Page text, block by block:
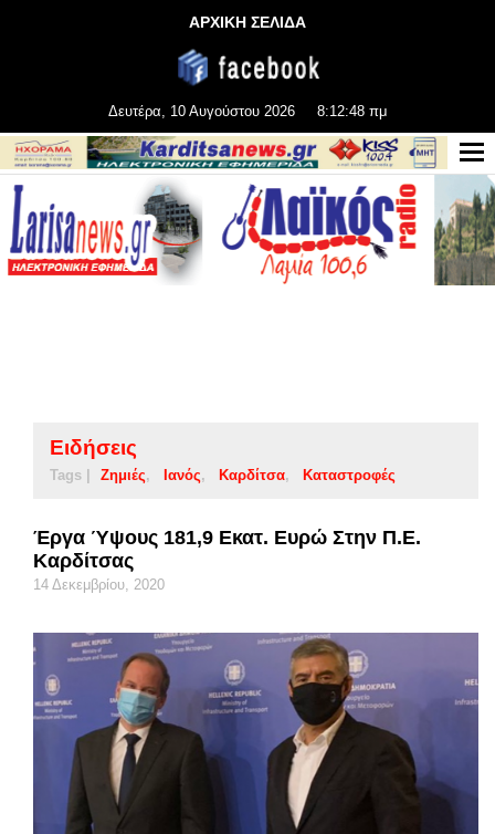
ΑΡΧΙΚΗ ΣΕΛΙΔΑ
Δευτέρα, 10 Αυγούστου 2026 8:12:49 πμ
Ειδήσεις
Tags | Ζημιές Ιανός Καρδίτσα Καταστροφές
Έργα Ύψους 181,9 Εκατ. Ευρώ Στην Π.Ε.
Καρδίτσας
14 Δεκεμβρίου, 2020